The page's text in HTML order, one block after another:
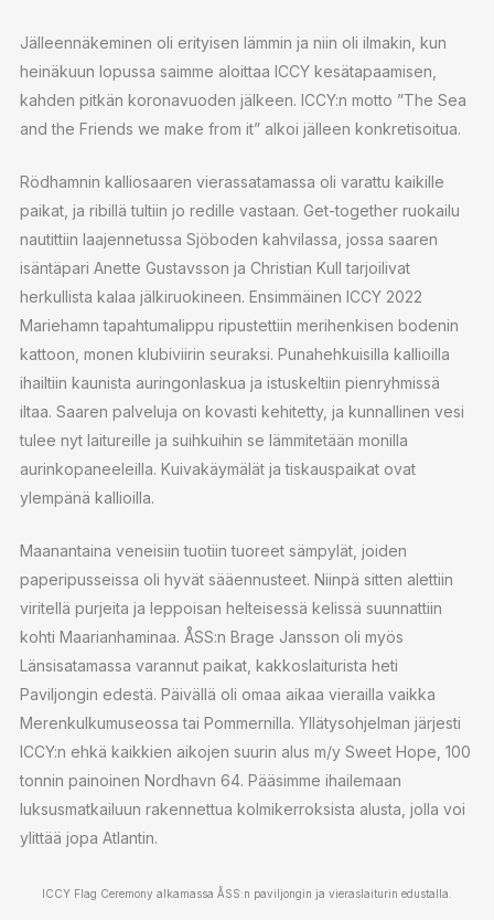
Jälleennäkeminen oli erityisen lämmin ja niin oli ilmakin, kun
heinäkuun lopussa saimme aloittaa ICCY kesätapaamisen,
kahden pitkän koronavuoden jälkeen. ICCY:n motto ”The Sea
and the Friends we make from it” alkoi jälleen konkretisoitua.
Rödhamnin kalliosaaren vierassatamassa oli varattu kaikille
paikat, ja ribillä tultiin jo redille vastaan. Get-together ruokailu
nautittiin laajennetussa Sjöboden kahvilassa, jossa saaren
isäntäpari Anette Gustavsson ja Christian Kull tarjoilivat
herkullista kalaa jälkiruokineen. Ensimmäinen ICCY 2022
Mariehamn tapahtumalippu ripustettiin merihenkisen bodenin
kattoon, monen klubiviirin seuraksi. Punahehkuisilla kallioilla
ihailtiin kaunista auringonlaskua ja istuskeltiin pienryhmissä
iltaa. Saaren palveluja on kovasti kehitetty, ja kunnallinen vesi
tulee nyt laitureille ja suihkuihin se lämmitetään monilla
aurinkopaneeleilla. Kuivakäymälät ja tiskauspaikat ovat
ylempänä kallioilla.
Maanantaina veneisiin tuotiin tuoreet sämpylät, joiden
paperipusseissa oli hyvät sääennusteet. Niinpä sitten alettiin
viritellä purjeita ja leppoisan helteisessä kelissä suunnattiin
kohti Maarianhaminaa. ÅSS:n Brage Jansson oli myös
Länsisatamassa varannut paikat, kakkoslaiturista heti
Paviljongin edestä. Päivällä oli omaa aikaa vierailla vaikka
Merenkulkumuseossa tai Pommernilla. Yllätysohjelman järjesti
ICCY:n ehkä kaikkien aikojen suurin alus m/y Sweet Hope, 100
tonnin painoinen Nordhavn 64. Pääsimme ihailemaan
luksusmatkailuun rakennettua kolmikerroksista alusta, jolla voi
ylittää jopa Atlantin.
ICCY Flag Ceremony alkamassa ÅSS:n paviljongin ja vieraslaiturin edustalla.